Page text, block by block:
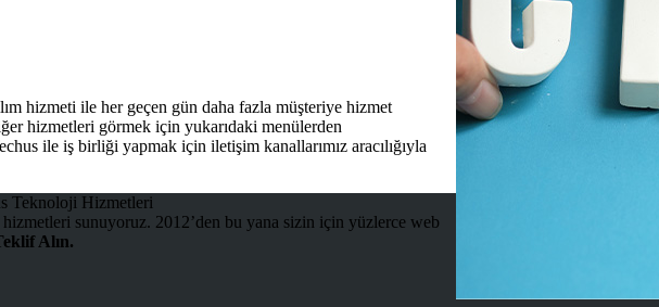
hizmeti ile her geçen gün daha fazla müşteriye hizmet
hizmetleri görmek için yukarıdaki menülerden
ile iş birliği yapmak için iletişim kanallarımız aracılığıyla
sunuyoruz. 2012’den bu yana sizin için yüzlerce web
Alın.